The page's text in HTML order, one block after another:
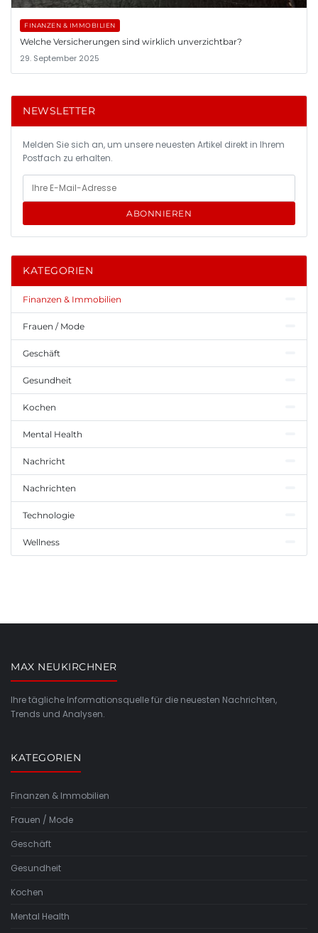
FINANZEN & IMMOBILIEN
Welche Versicherungen sind wirklich unverzichtbar?
29. September 2025
NEWSLETTER
Melden Sie sich an, um unsere neuesten Artikel direkt in Ihrem
Postfach zu erhalten.
ABONNIEREN
KATEGORIEN
Finanzen & Immobilien
Frauen / Mode
Geschäft
Gesundheit
Kochen
Mental Health
Nachricht
Nachrichten
Technologie
Wellness
MAX NEUKIRCHNER
Ihre tägliche Informationsquelle für die neuesten Nachrichten,
Trends und Analysen.
KATEGORIEN
Finanzen & Immobilien
Frauen / Mode
Geschäft
Gesundheit
Kochen
Mental Health